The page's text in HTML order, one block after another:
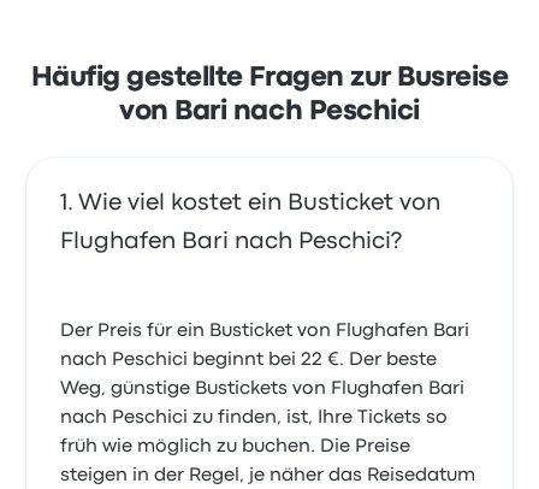
Häufig gestellte Fragen zur Busreise
von Bari nach Peschici
Wie viel kostet ein Busticket von
Flughafen Bari nach Peschici?
Der Preis für ein Busticket von Flughafen Bari
nach Peschici beginnt bei 22 €. Der beste
Weg, günstige Bustickets von Flughafen Bari
nach Peschici zu finden, ist, Ihre Tickets so
früh wie möglich zu buchen. Die Preise
steigen in der Regel, je näher das Reisedatum